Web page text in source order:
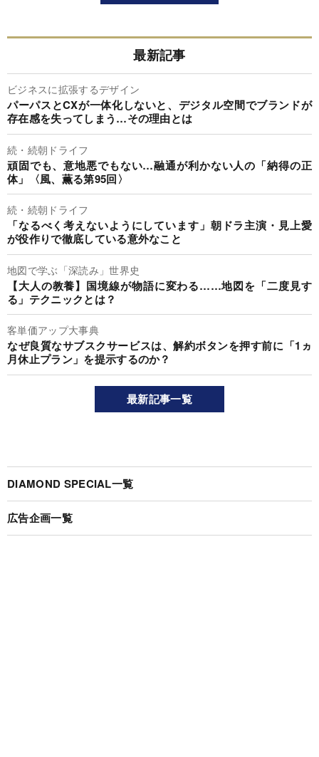
最新記事
ビジネスに拡張するデザイン
パーパスとCXが一体化しないと、デジタル空間でブランドが
存在感を失ってしまう…その理由とは
続・続朝ドライフ
頑固でも、意地悪でもない…融通が利かない人の「納得の正
体」〈風、薫る第95回〉
続・続朝ドライフ
「なるべく考えないようにしています」朝ドラ主演・見上愛
が役作りで徹底している意外なこと
地図で学ぶ「深読み」世界史
【大人の教養】国境線が物語に変わる……地図を「二度見す
る」テクニックとは？
客単価アップ大事典
なぜ良質なサブスクサービスは、解約ボタンを押す前に「1ヵ
月休止プラン」を提示するのか？
最新記事一覧
DIAMOND SPECIAL一覧
広告企画一覧